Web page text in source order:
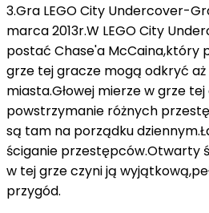
3.Gra LEGO City Undercover-
marca 2013r.W LEGO City
postać Chase'a McCaina,który
grze tej gracze mogą odkryć aż
miasta.Głowej mierze w grze
powstrzymanie różnych
są tam na porządku
ściganie przestępców.Otwarty
w tej grze czyni ją
przygód.